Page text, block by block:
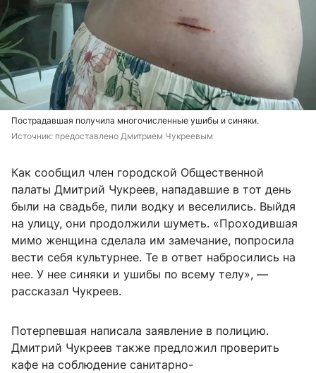
Пострадавшая получила многочисленные ушибы и синяки.
Источник: предоставлено Дмитрием Чукреевым
Как сообщил член городской Общественной
палаты Дмитрий Чукреев, нападавшие в тот день
были на свадьбе, пили водку и веселились. Выйдя
на улицу, они продолжили шуметь. «Проходившая
мимо женщина сделала им замечание, попросила
вести себя культурнее. Те в ответ набросились на
нее. У нее синяки и ушибы по всему телу», —
рассказал Чукреев.
Потерпевшая написала заявление в полицию.
Дмитрий Чукреев также предложил проверить
кафе на соблюдение санитарно-